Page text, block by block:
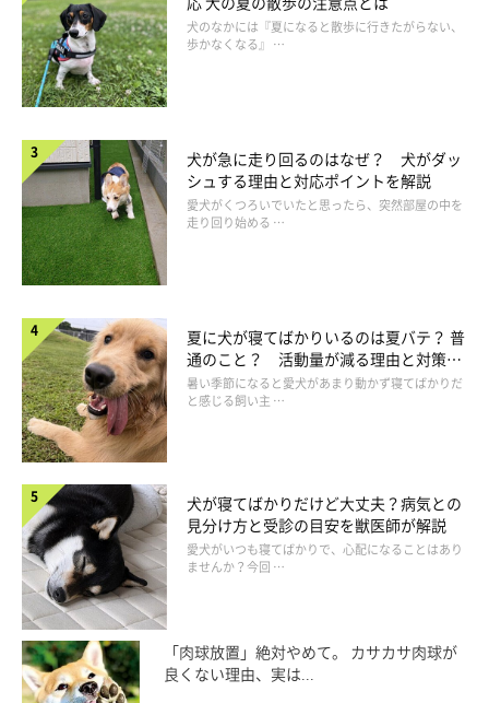
犬のなかには『夏になると散歩に行きたがらない、
歩かなくなる』 …
犬が急に走り回るのはなぜ？ 犬がダッ
シュする理由と対応ポイントを解説
愛犬がくつろいでいたと思ったら、突然部屋の中を
走り回り始める …
夏に犬が寝てばかりいるのは夏バテ？ 普
通のこと？ 活動量が減る理由と対策と
は
暑い季節になると愛犬があまり動かず寝てばかりだ
と感じる飼い主 …
犬が寝てばかりだけど大丈夫？病気との
見分け方と受診の目安を獣医師が解説
愛犬がいつも寝てばかりで、心配になることはあり
ませんか？今回 …
「肉球放置」絶対やめて。 カサカサ肉球が
良くない理由、実は...